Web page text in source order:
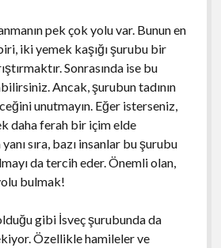
pek çok yolu var. Bunun en
iki yemek kaşığı şurubu bir
Sonrasında ise bu
Ancak, şurubun tadının
unutmayın. Eğer isterseniz,
daha ferah bir içim elde
sıra, bazı insanlar bu şurubu
da tercih eder. Önemli olan,
bulmak!
gibi İsveç şurubunda da
Özellikle hamileler ve